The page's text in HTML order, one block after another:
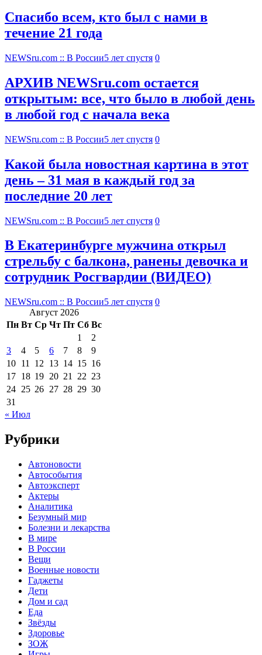
Спасибо всем, кто был с нами в
течение 21 года
NEWSru.com :: В России5 лет спустя 0
АРХИВ NEWSru.com остается
открытым: все, что было в любой день
в любой год с начала века
NEWSru.com :: В России5 лет спустя 0
Какой была новостная картина в этот
день – 31 мая в каждый год за
последние 20 лет
NEWSru.com :: В России5 лет спустя 0
В Екатеринбурге мужчина открыл
стрельбу с балкона, ранены девочка и
сотрудник Росгвардии (ВИДЕО)
NEWSru.com :: В России5 лет спустя 0
Август 2026
Пн Вт Ср Чт Пт Сб Вс
1
2
3
4 5 6 7 8
9
10 11 12 13 14 15 16
17 18 19 20 21 22 23
24 25 26 27 28 29 30
31
« Июл
Рубрики
Автоновости
Автособытия
Автоэксперт
Актеры
Аналитика
Безумный мир
Болезни и лекарства
В мире
В России
Вещи
Военные новости
Гаджеты
Дети
Дом и сад
Еда
Звёзды
Здоровье
ЗОЖ